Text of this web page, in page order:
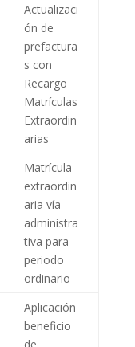
Actualizaci
ón de
prefactura
s con
Recargo
Matrículas
Extraordin
arias
Matrícula
extraordin
aria vía
administra
tiva para
periodo
ordinario
Aplicación
beneficio